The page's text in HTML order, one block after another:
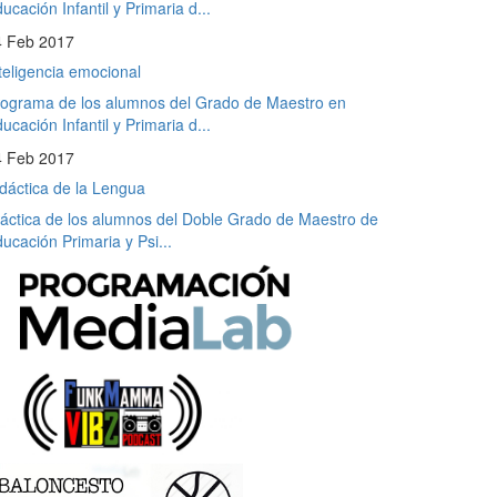
Infantil y Primaria d...
Feb 2017
emocional
de los alumnos del Grado de Maestro en
Infantil y Primaria d...
Feb 2017
de la Lengua
de los alumnos del Doble Grado de Maestro de
Primaria y Psi...